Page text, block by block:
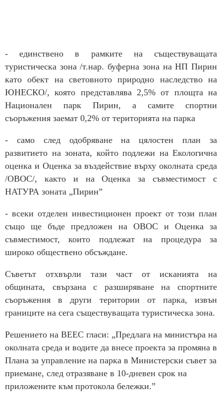
- единствено в рамките на съществуващата
туристическа зона /т.нар. буферна зона на НП Пирин
като обект на световното природно наследство на
ЮНЕСКО/, която представлява 2,5% от площта на
Национален парк Пирин, а самите спортни
съоръжения заемат 0,2% от територията на парка
- само след одобряване на цялостен план за
развитието на зоната, който подлежи на Eкологична
оценка и Оценка за въздействие върху околната среда
/ОВОС/, както и на Оценка за съвместимост с
НАТУРА зоната „Пирин”
- всеки отделен инвестиционен проект от този план
също ще бъде предложен на ОВОС и Оценка за
съвместимост, които подлежат на процедура за
широко обществено обсъждане.
Съветът отхвърли тази част от исканията на
общината, свързана с разширяване на спортните
съоръжения в други територии от парка, извън
границите на сега съществуващата туристическа зона.
Решението на ВЕЕС гласи: „Предлага на министъра на
околната среда и водите да внесе проекта за промяна в
Плана за управление на парка в Министерски съвет за
приемане, след отразяване в 10-дневен срок на
приложените към протокола бележки.”